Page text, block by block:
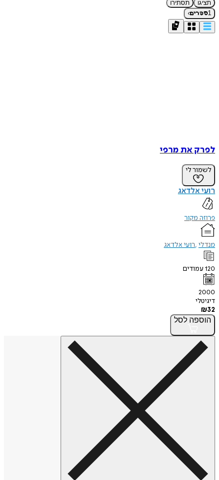
תציגו
תסתירו
1ספרים›
לפרק את מרפי
לשמור לי
רועי אלדאג
פרוזה מקור
מנדלי רועי אלדאג
120עמודים
2000
דיגיטלי
₪32
הוספה לסל